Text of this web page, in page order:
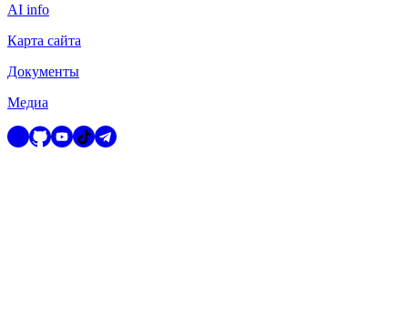
AI info
Карта сайта
Документы
Медиа